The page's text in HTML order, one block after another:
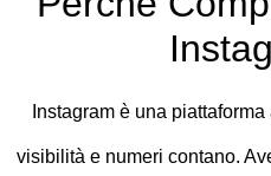
Instagram è una
visibilità e numeri contano.